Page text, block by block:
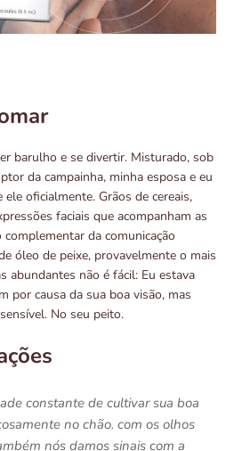
barulho e se divertir. Misturado, sob
da campainha, minha esposa e eu
oficialmente. Grãos de cereais,
faciais que acompanham as
da comunicação
óleo de peixe, provavelmente o mais
abundantes não é fácil: Eu estava
por causa da sua boa visão, mas
No seu peito.
constante de cultivar sua boa
no chão. com os olhos
nós damos sinais com a